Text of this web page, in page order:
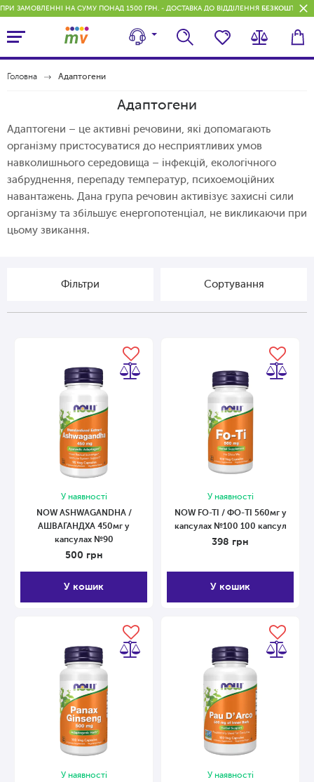
ПРИ ЗАМОВЛЕННІ НА СУМУ ПОНАД 1500 ГРН. - ДОСТАВКА ДО ВІДДІЛЕННЯ
Головна Адаптогени
Адаптогени
Адаптогени – це активні речовини, які допомагають
організму пристосуватися до несприятливих умов
навколишнього середовища – інфекцій, екологічного
забруднення, перепаду температур, психоемоційних
навантажень. Дана група речовин активізує захисні сили
організму та збільшує енергопотенціал, не викликаючи при
цьому звикання.
Фільтри Сортування
У наявності
NOW ASHWAGANDHA /
АШВАГАНДХА 450мг у
капсулах №90
500 грн
У кошик
У наявності
NOW FO-TI / ФO-ТI 560мг у
капсулах №100 100 капсул
398 грн
У кошик
У наявності
У наявності